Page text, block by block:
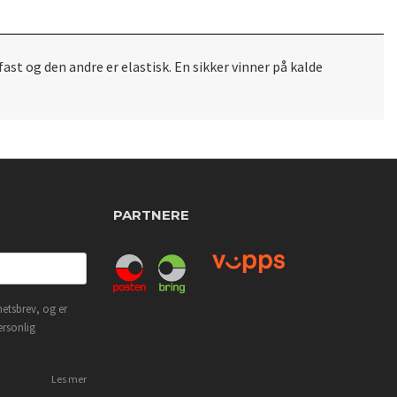
og den andre er elastisk. En sikker vinner på kalde
og er
Les mer
PARTNERE